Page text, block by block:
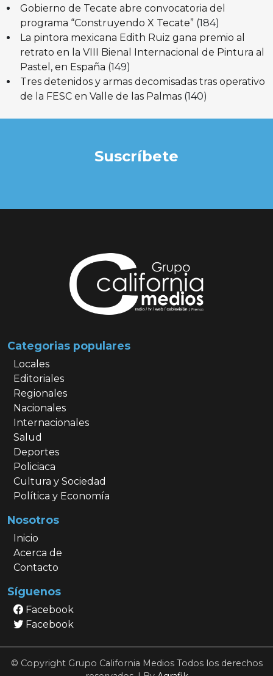
Gobierno de Tecate abre convocatoria del
programa “Construyendo X Tecate” (184)
La pintora mexicana Edith Ruiz gana premio al
retrato en la VIII Bienal Internacional de Pintura al
Pastel, en España (149)
Tres detenidos y armas decomisadas tras operativo
de la FESC en Valle de las Palmas (140)
Suscríbete
Categorias populares
Locales
Editoriales
Regionales
Nacionales
Internacionales
Salud
Deportes
Policiaca
Cultura y Sociedad
Política y Economía
Nosotros
Inicio
Acerca de
Contacto
Síguenos
Facebook
Facebook
© Copyright Grupo California Medios Todos los derechos